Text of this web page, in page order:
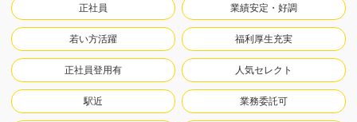
正社員 業績安定・好調
若い方活躍 福利厚生充実
正社員登用有 人気セレクト
駅近 業務委託可